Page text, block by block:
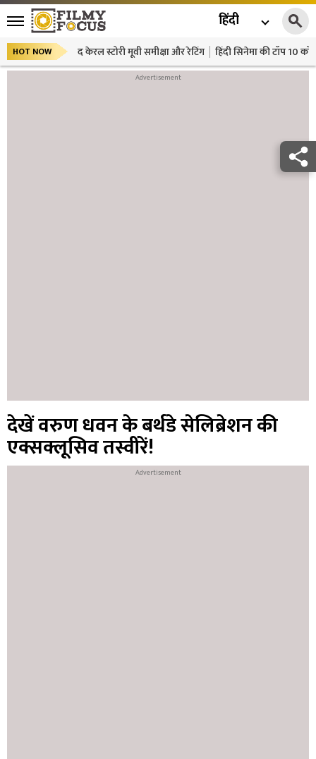
हिंदी
HOT NOW द केरल स्टोरी मूवी समीक्षा और रेटिंग हिंदी सिनेमा की टॉप 10
देखें वरुण धवन के बर्थडे सेलिब्रेशन की
एक्सक्लूसिव तस्वीरें!